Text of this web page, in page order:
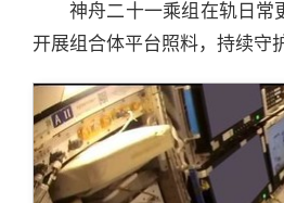
神舟二十一乘组在轨日常
开展组合体平台照料，持续守